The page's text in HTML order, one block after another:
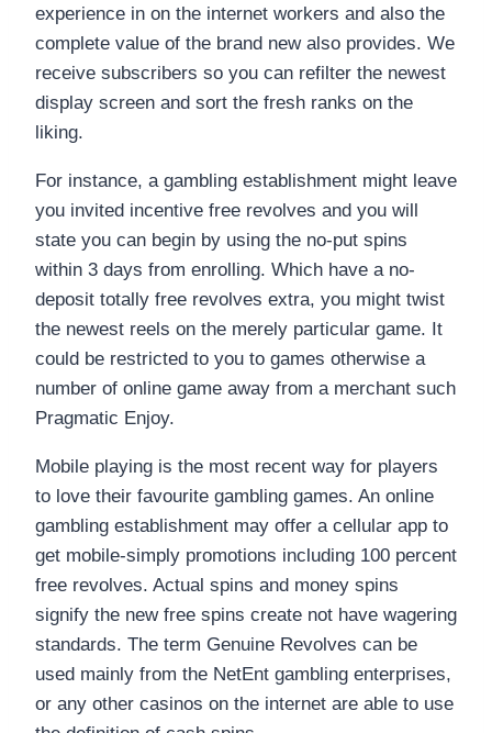
experience in on the internet workers and also the
complete value of the brand new also provides. We
receive subscribers so you can refilter the newest
display screen and sort the fresh ranks on the
liking.
For instance, a gambling establishment might leave
you invited incentive free revolves and you will
state you can begin by using the no-put spins
within 3 days from enrolling. Which have a no-
deposit totally free revolves extra, you might twist
the newest reels on the merely particular game. It
could be restricted to you to games otherwise a
number of online game away from a merchant such
Pragmatic Enjoy.
Mobile playing is the most recent way for players
to love their favourite gambling games. An online
gambling establishment may offer a cellular app to
get mobile-simply promotions including 100 percent
free revolves. Actual spins and money spins
signify the new free spins create not have wagering
standards. The term Genuine Revolves can be
used mainly from the NetEnt gambling enterprises,
or any other casinos on the internet are able to use